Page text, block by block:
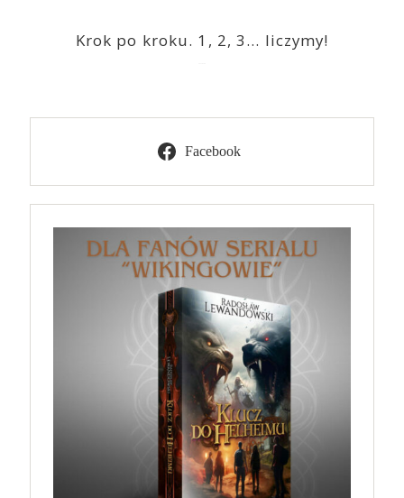
Krok po kroku. 1, 2, 3… liczymy!
Facebook